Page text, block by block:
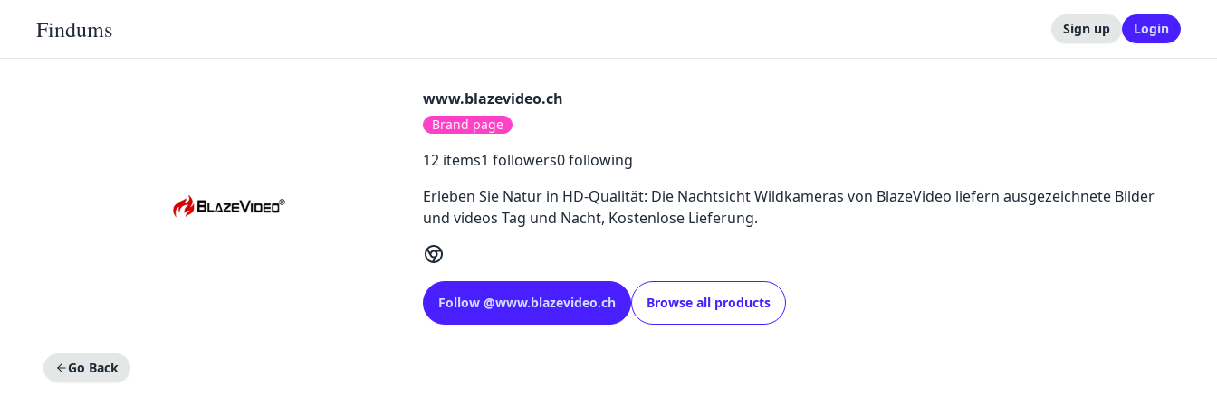
Findums Sign up Login
www.blazevideo.ch
Brand page
12items1 followers0following
Erleben Sie Natur in HD-Qualität: Die Nachtsicht Wildkameras von BlazeVideo liefern ausgezeichnete Bilder
und videos Tag und Nacht, Kostenlose Lieferung.
Follow @www.blazevideo.ch Browse all products
Go Back